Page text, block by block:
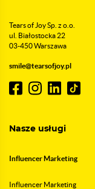
Tears of Joy Sp. z o.o.
ul. Białostocka 22
03-450 Warszawa
smile@tearsofjoy.pl
Nasze usługi
Influencer Marketing
Influencer Marketing